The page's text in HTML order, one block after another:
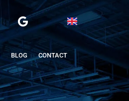
BLOG CONTACT